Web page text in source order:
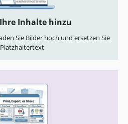
Ihre Inhalte hinzu
Sie Bilder hoch und ersetzen Sie